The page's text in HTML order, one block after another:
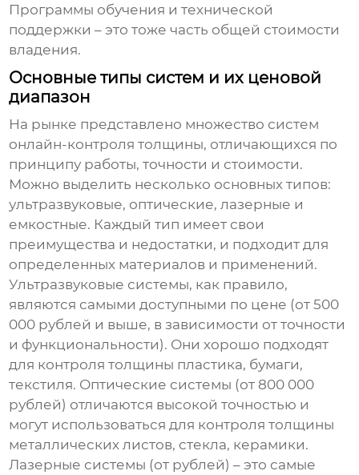
Программы обучения и технической
поддержки – это тоже часть общей стоимости
владения.
Основные типы систем и их ценовой
диапазон
На рынке представлено множество систем
онлайн-контроля толщины, отличающихся по
принципу работы, точности и стоимости.
Можно выделить несколько основных типов:
ультразвуковые, оптические, лазерные и
емкостные. Каждый тип имеет свои
преимущества и недостатки, и подходит для
определенных материалов и применений.
Ультразвуковые системы, как правило,
являются самыми доступными по цене (от 500
000 рублей и выше, в зависимости от точности
и функциональности). Они хорошо подходят
для контроля толщины пластика, бумаги,
текстиля. Оптические системы (от 800 000
рублей) отличаются высокой точностью и
могут использоваться для контроля толщины
металлических листов, стекла, керамики.
Лазерные системы (от рублей) – это самые